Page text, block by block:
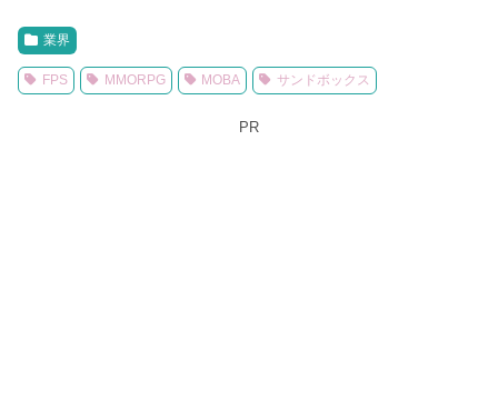
業界
FPS MMORPG MOBA サンドボックス
PR